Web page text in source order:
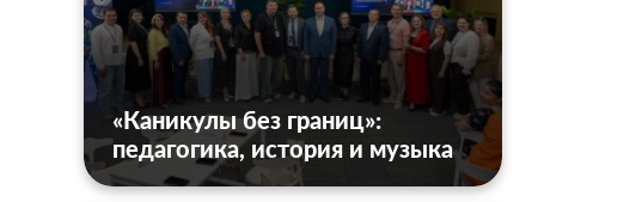
«Каникулы без границ»:
педагогика, история и музыка